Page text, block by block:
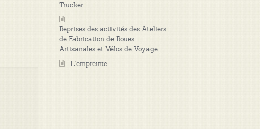
Trucker
Reprises des activités des Ateliers
de Fabrication de Roues
Artisanales et Vélos de Voyage
L’empreinte